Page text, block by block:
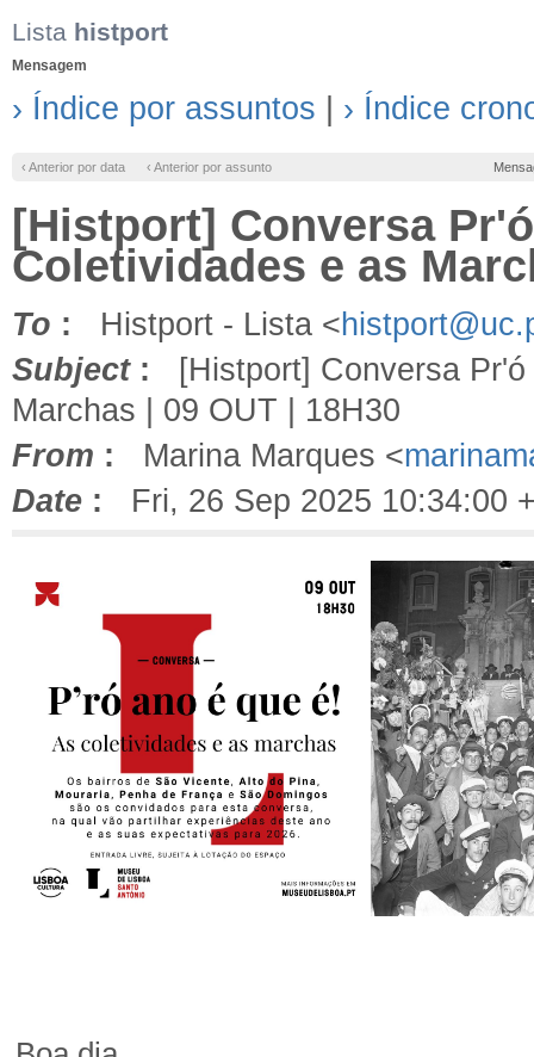
Lista histport
Mensagem
› Índice por assuntos › Índice
‹ Anterior por data ‹ Anterior por assunto
[Histport] Conversa
Coletividades e as
To : Histport - Lista <
Subject: [Histport] Conversa Pr'ó
Marchas | 09 OUT | 18H30
From : Marina Marques <
Date : Fri, 26 Sep 2025 10:34:00